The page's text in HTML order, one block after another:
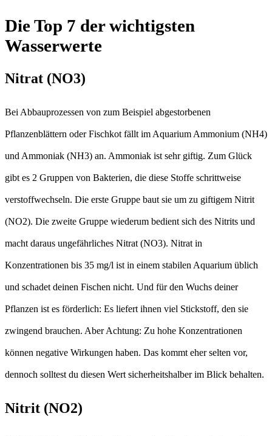
Die Top 7 der wichtigsten
Wasserwerte
Nitrat (NO3)
Bei Abbauprozessen von zum Beispiel abgestorbenen
Pflanzenblättern oder Fischkot fällt im Aquarium Ammonium (NH4)
und Ammoniak (NH3) an. Ammoniak ist sehr giftig. Zum Glück
gibt es 2 Gruppen von Bakterien, die diese Stoffe schrittweise
verstoffwechseln. Die erste Gruppe baut sie um zu giftigem Nitrit
(NO2). Die zweite Gruppe wiederum bedient sich des Nitrits und
macht daraus ungefährliches Nitrat (NO3). Nitrat in
Konzentrationen bis 35 mg/l ist in einem stabilen Aquarium üblich
und schadet deinen Fischen nicht. Und für den Wuchs deiner
Pflanzen ist es förderlich: Es liefert ihnen viel Stickstoff, den sie
zwingend brauchen. Aber Achtung: Zu hohe Konzentrationen
können negative Wirkungen haben. Das kommt eher selten vor,
dennoch solltest du diesen Wert sicherheitshalber im Blick behalten.
Nitrit (NO2)